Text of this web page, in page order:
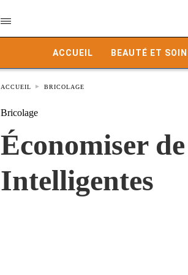
ACCUEIL BEAUTÉ ET SOIN
ACCUEIL BRICOLAGE
Bricolage
Économiser
Intelligentes